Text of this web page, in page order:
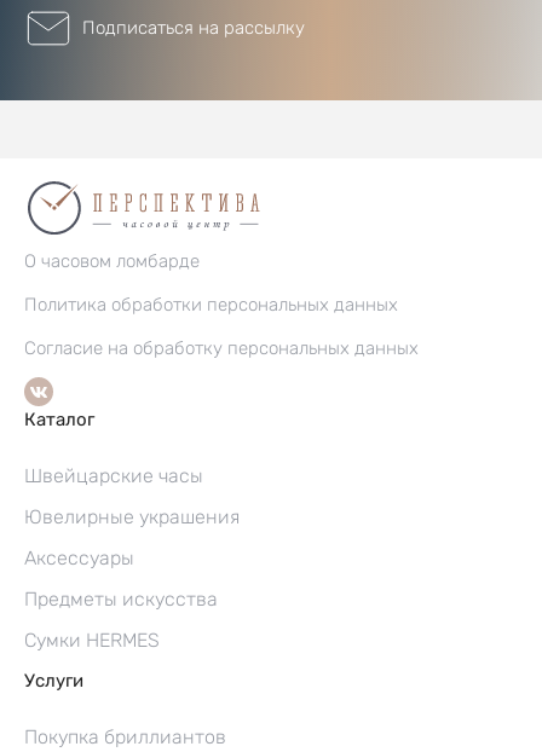
Подписаться на рассылку
О часовом ломбарде
Политика обработки персональных данных
Согласие на обработку персональных данных
Каталог
Швейцарские часы
Ювелирные украшения
Аксессуары
Предметы искусства
Сумки HERMES
Услуги
Покупка бриллиантов